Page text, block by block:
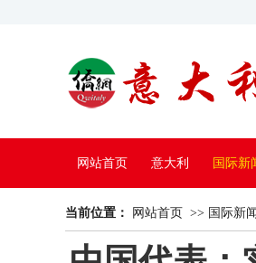
网站首页 意大利 国际新
中国电视
当前位置： 网站首页 >> 国际新闻